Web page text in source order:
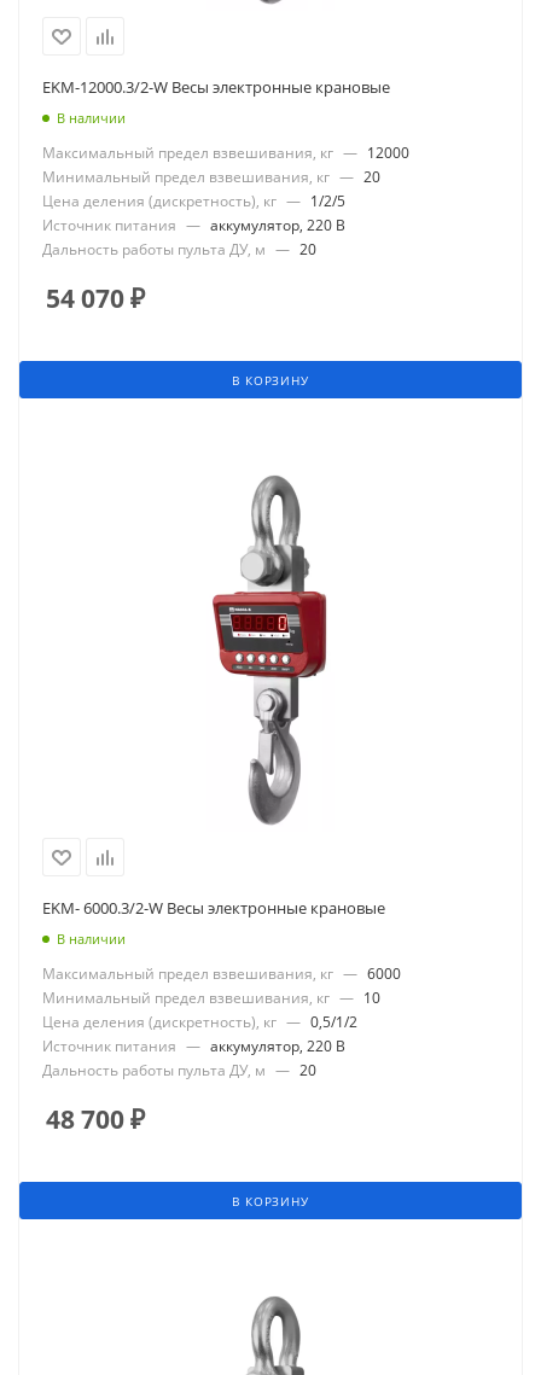
EKM-12000.3/2-W Весы электронные крановые
В наличии
Максимальный предел взвешивания, кг — 12000
Минимальный предел взвешивания, кг — 20
Цена деления (дискретность), кг — 1/2/5
Источник питания — аккумулятор, 220 В
Дальность работы пульта ДУ, м — 20
54 070₽
В КОРЗИНУ
EKM- 6000.3/2-W Весы электронные крановые
В наличии
Максимальный предел взвешивания, кг — 6000
Минимальный предел взвешивания, кг — 10
Цена деления (дискретность), кг — 0,5/1/2
Источник питания — аккумулятор, 220 В
Дальность работы пульта ДУ, м — 20
48 700₽
В КОРЗИНУ